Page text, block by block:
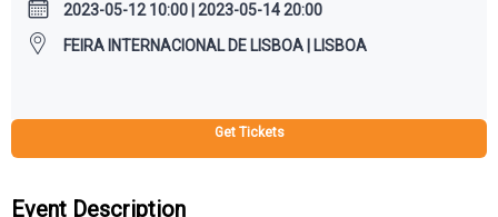
2023-05-12 10:00 | 2023-05-14 20:00
FEIRA INTERNACIONAL DE LISBOA | LISBOA
Get Tickets
Event Description